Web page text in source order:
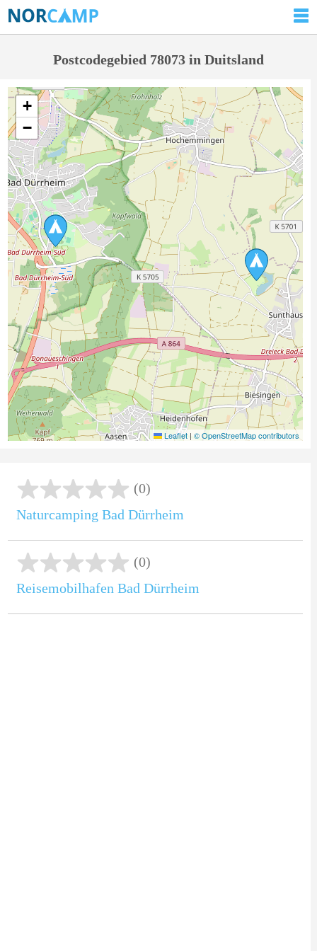
Postcodegebied 78073 in Duitsland
+
−
Leaflet | © OpenStreetMap contributors
(0)
Naturcamping Bad Dürrheim
(0)
Reisemobilhafen Bad Dürrheim